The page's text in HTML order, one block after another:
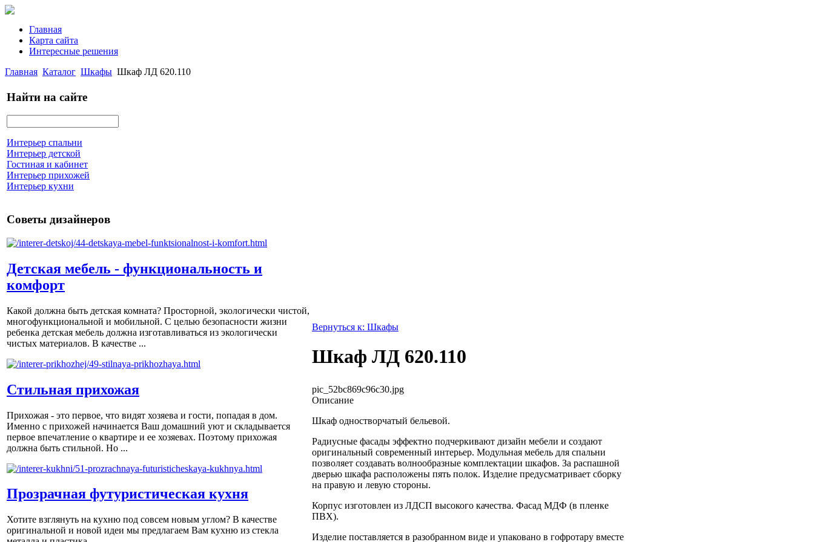
Главная
Карта сайта
Интересные решения
Главная Каталог Шкафы Шкаф ЛД 620.110
Найти на сайте
Интерьер спальни
Интерьер детской
Гостиная и кабинет
Интерьер прихожей
Интерьер кухни
Советы дизайнеров
Детская мебель - функциональность и
комфорт
Какой должна быть детская комната? Просторной, экологически чистой,
многофункциональной и мобильной. С целью безопасности жизни
ребенка детская мебель должна изготавливаться из экологически
чистых материалов. В качестве ...
Стильная прихожая
Прихожая - это первое, что видят хозяева и гости, попадая в дом.
Именно с прихожей начинается Ваш домашний уют и складывается
первое впечатление о квартире и ее хозяевах. Поэтому прихожая
должна быть стильной. Но ...
Прозрачная футуристическая кухня
Хотите взглянуть на кухню под совсем новым углом? В качестве
оригинальной и новой идеи мы предлагаем Вам кухню из стекла
Вернуться к: Шкафы
Шкаф ЛД 620.110
pic_52bc869c96c30.jpg
Описание
Шкаф одностворчатый бельевой.
Радиусные фасады эффектно подчеркивают дизайн мебели и создают
оригинальный современный интерьер. Модульная мебель для спальни
позволяет создавать волнообразные комплектации шкафов. За распашной
дверью шкафа расположены пять полок. Изделие предусматривает сборку
на правую и левую стороны.
Корпус изготовлен из ЛДСП высокого качества. Фасад МДФ (в пленке
ПВХ).
Изделие поставляется в разобранном виде и упаковано в гофротару вместе